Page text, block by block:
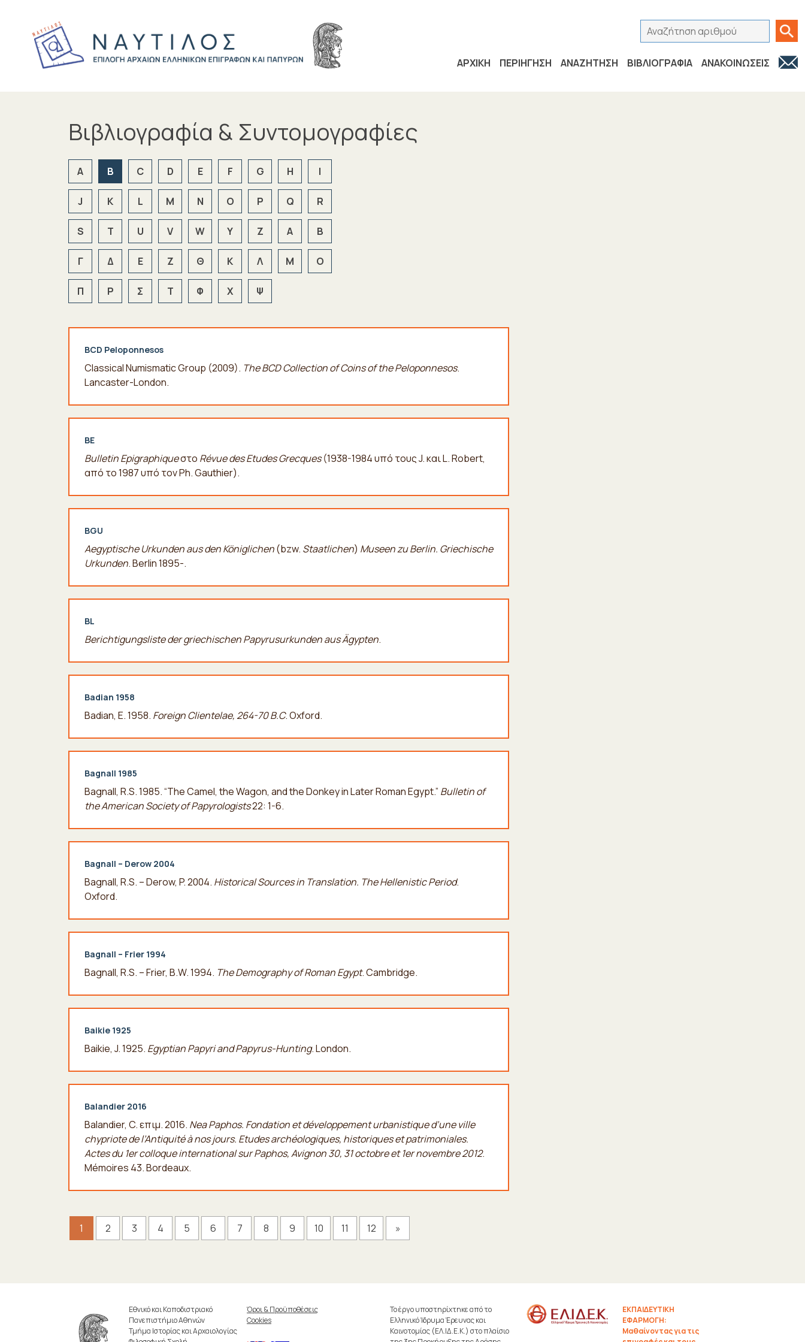
Αναζήτηση αριθμού
ΑΡΧΙΚΗ
ΠΕΡΙΗΓΗΣΗ ΑΝΑΖΗΤΗΣΗ ΒΙΒΛΙΟΓΡΑΦΙΑ ΑΝΑΚΟΙΝΩΣΕΙΣ
Βιβλιογραφία & Συντομογραφίες
A B C D E F G H I
J K L M N O P Q R
S T U V W Y Z Α Β
Γ Δ Ε Ζ Θ Κ Λ Μ Ο
Π Ρ Σ Τ Φ Χ Ψ
BCD Peloponnesos
Classical Numismatic Group (2009). The BCD Collection of Coins of the Peloponnesos.
Lancaster-London.
BE
Bulletin Epigraphiqueστο Révue des Etudes Grecques(1938-1984 υπό τους J. και L. Robert,
από το 1987 υπό τον Ph. Gauthier).
BGU
Aegyptische Urkunden aus den Königlichen(bzw. Staatlichen) Museen zu Berlin. Griechische
Urkunden. Berlin 1895-.
BL
Berichtigungsliste der griechischen Papyrusurkunden aus Ägypten.
Badian 1958
Badian, E. 1958. Foreign Clientelae, 264-70 B.C. Oxford.
Bagnall 1985
Bagnall, R.S. 1985. “The Camel, the Wagon, and the Donkey in Later Roman Egypt.” Bulletin of
the American Society of Papyrologists22: 1-6.
Bagnall – Derow 2004
Bagnall, R.S. – Derow, P. 2004. Historical Sources in Translation. The HellenisticPeriod.
Oxford.
Bagnall – Frier 1994
Bagnall, R.S. – Frier, Β.W. 1994. The Demography of Roman Egypt. Cambridge.
Baikie 1925
Baikie, J. 1925. Egyptian Papyri and Papyrus-Hunting. London.
Balandier 2016
Balandier, C. επιμ. 2016. Nea Paphos. Fondation et développement urbanistique d’une ville
chypriote de l’Antiquité à nos jours. Etudes archéologiques, historiques et patrimoniales.
Actes du 1er colloque international sur Paphos, Avignon 30, 31 octobre et 1er novembre 2012.
Mémoires 43. Bordeaux.
1 2 3 4 5 6 7 8 9 10 11 12 »
Εθνικό και Καποδιστριακό
Πανεπιστήμιο Αθηνών
Τμήμα Ιστορίας και Αρχαιολογίας
Όροι & Προϋποθέσεις
Cookies
Το έργο υποστηρίχτηκε από το
Ελληνικό Ίδρυμα Έρευνας και
Καινοτομίας (ΕΛ.ΙΔ.Ε.Κ.) στο πλαίσιο
ΕΚΠΑΙΔΕΥΤΙΚΗ
ΕΦΑΡΜΟΓΗ:
Μαθαίνοντας για τις